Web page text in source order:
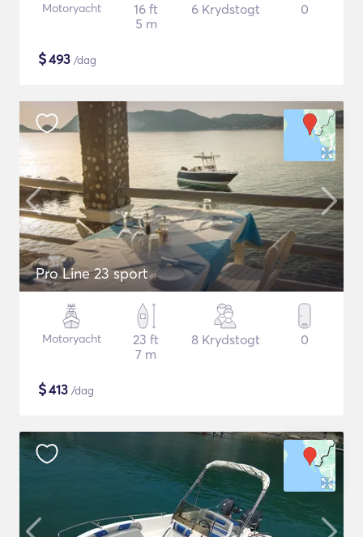
Motoryacht
16 ft
5 m
6 Krydstogt 0
$493 /dag
Pro Line 23 sport
Motoryacht
23 ft
7 m
8 Krydstogt 0
$413 /dag